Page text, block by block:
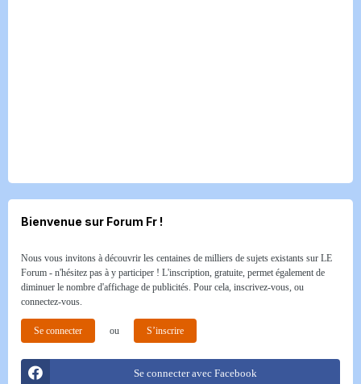
Bienvenue sur Forum Fr !
Nous vous invitons à découvrir les centaines de milliers de sujets existants sur LE
Forum - n'hésitez pas à y participer ! L'inscription, gratuite, permet également de
diminuer le nombre d'affichage de publicités. Pour cela, inscrivez-vous, ou
connectez-vous.
Se connecter ou S’inscrire
Se connecter avec Facebook